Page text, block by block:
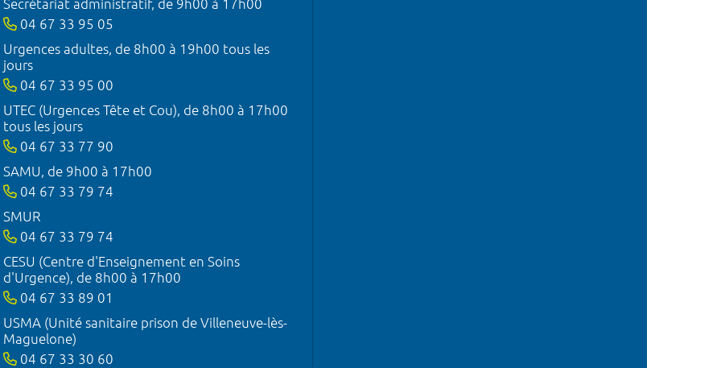
Secrétariat administratif, de 9h00 à 17h00
04 67 33 95 05
Urgences adultes, de 8h00 à 19h00 tous les
jours
04 67 33 95 00
UTEC (Urgences Tête et Cou), de 8h00 à 17h00
tous les jours
04 67 33 77 90
SAMU, de 9h00 à 17h00
04 67 33 79 74
SMUR
04 67 33 79 74
CESU (Centre d'Enseignement en Soins
d'Urgence), de 8h00 à 17h00
04 67 33 89 01
USMA (Unité sanitaire prison de Villeneuve-lès-
Maguelone)
04 67 33 30 60